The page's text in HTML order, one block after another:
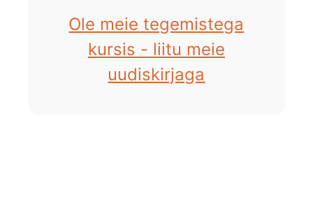
Ole meie tegemistega
kursis - liitu meie
uudiskirjaga